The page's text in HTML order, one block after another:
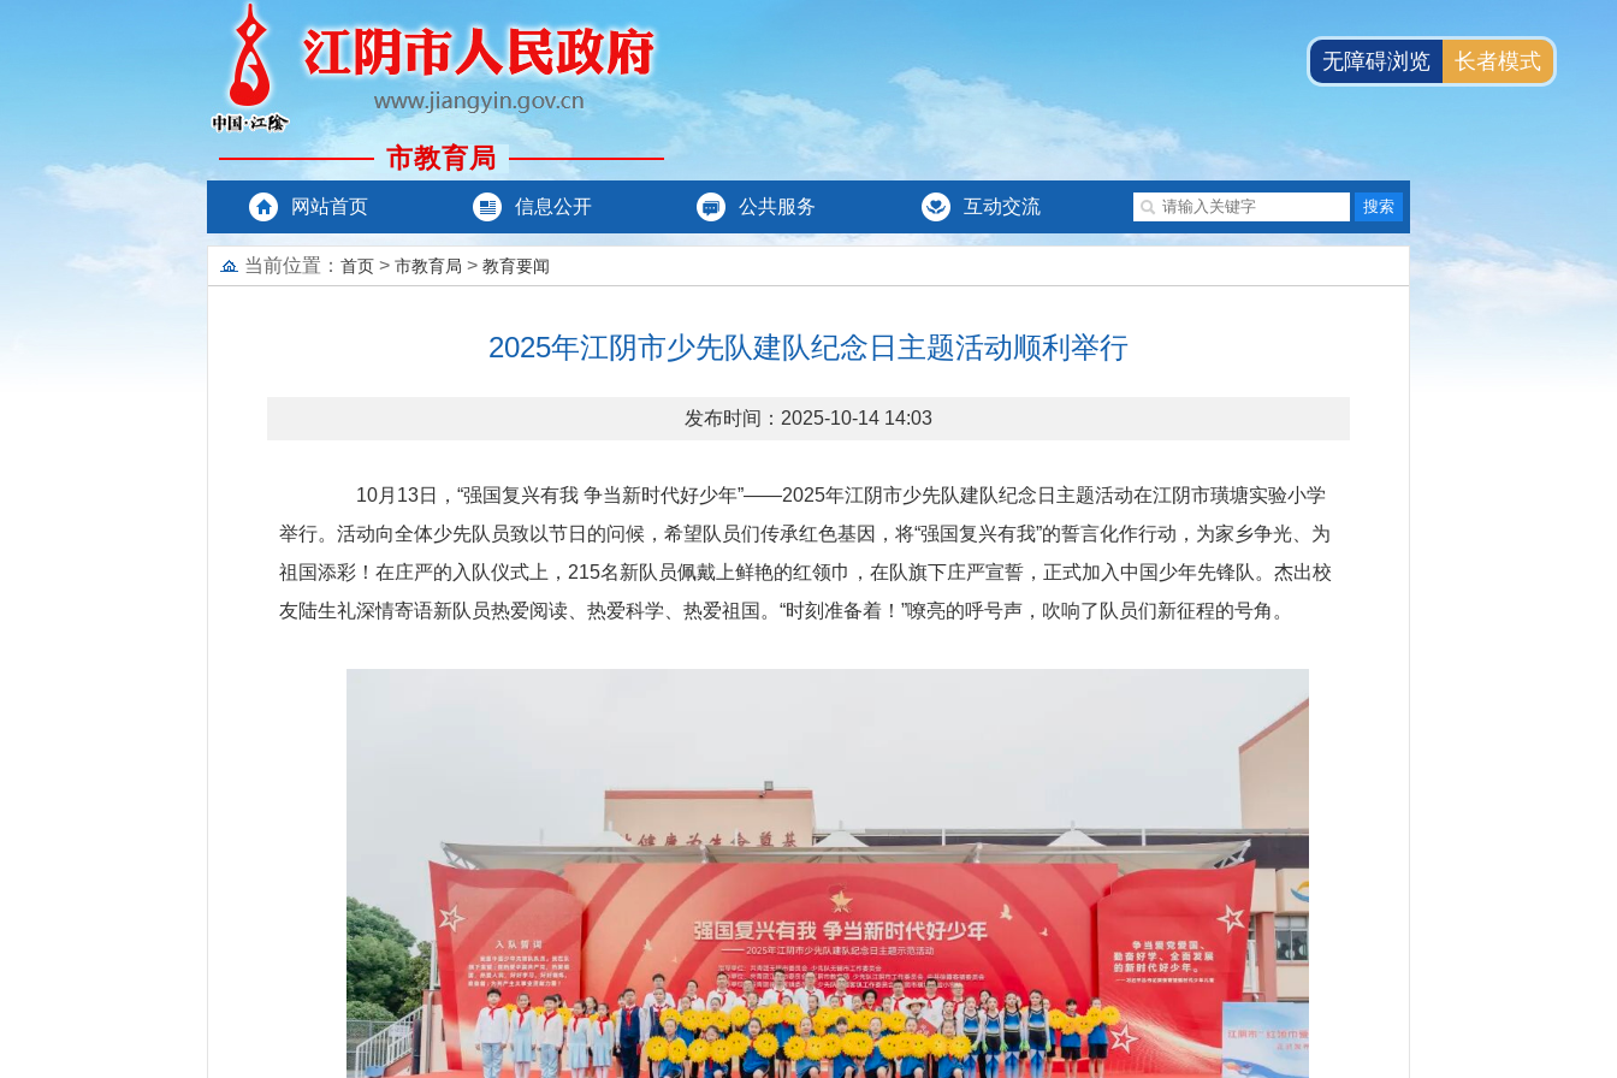
市教育局
网站首页 信息公开 公共服务 互动交流
当前位置： 首页 > 市教育局 > 教育要闻
2025年江阴市少先队建队纪念日主题活动顺利举行
发布时间：2025-10-14 14:03
10月13日，“强国复兴有我 争当新时代好少年”——2025年江阴市少先队建队纪念日主题活动在江阴市璜塘实验小学
举行。活动向全体少先队员致以节日的问候，希望队员们传承红色基因，将“强国复兴有我”的誓言化作行动，为家乡争光、为
祖国添彩！在庄严的入队仪式上，215名新队员佩戴上鲜艳的红领巾，在队旗下庄严宣誓，正式加入中国少年先锋队。杰出校
友陆生礼深情寄语新队员热爱阅读、热爱科学、热爱祖国。“时刻准备着！”嘹亮的呼号声，吹响了队员们新征程的号角。
无障碍浏览 长者模式